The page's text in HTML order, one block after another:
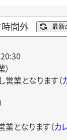
間外 最新
業となります（
となります（カ